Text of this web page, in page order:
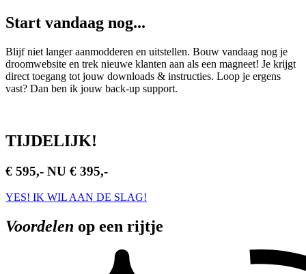
Start vandaag nog...
Blijf niet langer aanmodderen en uitstellen. Bouw vandaag nog je
droomwebsite en trek nieuwe klanten aan als een magneet! Je krijgt
direct toegang tot jouw downloads & instructies. Loop je ergens
vast? Dan ben ik jouw back-up support.
TIJDELIJK!
€ 595,- NU € 395,-
YES! IK WIL AAN DE SLAG!
Voordelen op een rijtje